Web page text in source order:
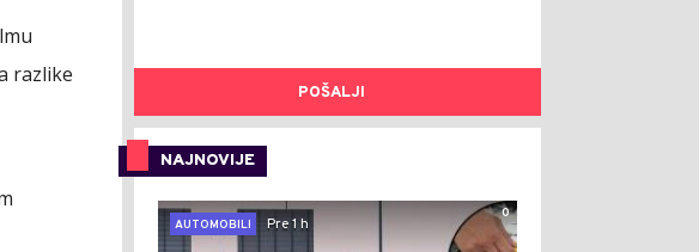
razlike
POŠALJI
NAJNOVIJE
0
AUTOMOBILI
Pre 1 h